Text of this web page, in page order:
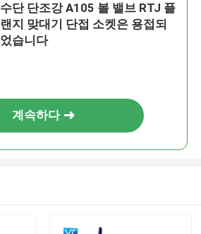
수단 단조강 A105 볼 밸브 RTJ 플
랜지 맞대기 단접 소켓은 용접되
었습니다
계속하다